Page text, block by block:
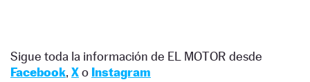
Sigue toda la información de EL MOTOR desde
Facebook, Xo Instagram